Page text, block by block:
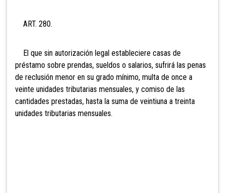
ART. 280.
El que sin autorización legal estableciere casas de
préstamo sobre prendas, sueldos o salarios, sufrirá las penas
de reclusión menor en su grado mínimo, multa de once a
veinte unidades tributarias mensuales, y comiso de las
cantidades prestadas, hasta la suma de veintiuna a treinta
unidades tributarias mensuales.